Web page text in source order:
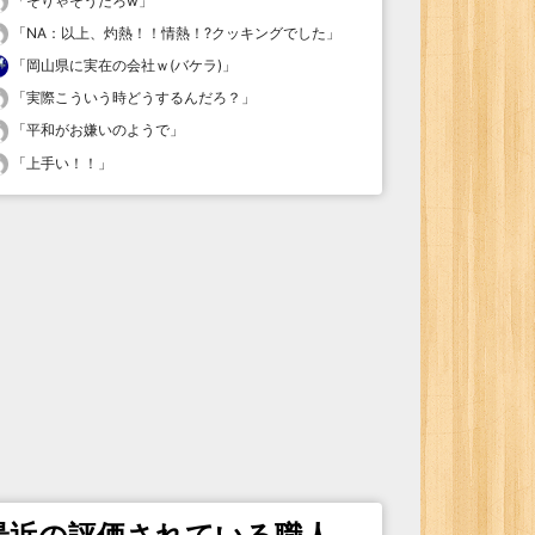
「NA：以上、灼熱！！情熱！?クッキングでした 」
「岡山県に実在の会社ｗ(バケラ) 」
「実際こういう時どうするんだろ？ 」
「平和がお嫌いのようで 」
「 上手い！！ 」